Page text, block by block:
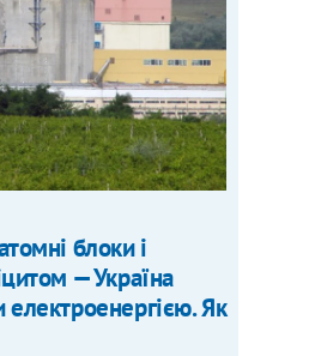
блоки і
— Україна
електроенергією. Як